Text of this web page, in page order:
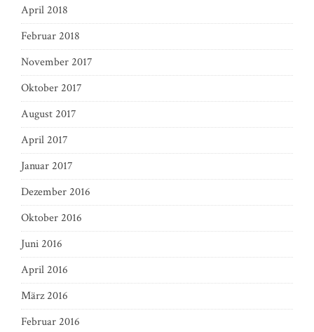
April 2018
Februar 2018
November 2017
Oktober 2017
August 2017
April 2017
Januar 2017
Dezember 2016
Oktober 2016
Juni 2016
April 2016
März 2016
Februar 2016